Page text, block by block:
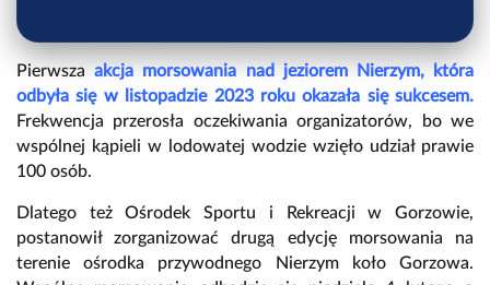
Pierwszaakcja morsowania nad jeziorem Nierzym, która
odbyła się w listopadzie 2023 roku okazała się sukcesem.
Frekwencja przerosła oczekiwania organizatorów, bo we
wspólnej kąpieli w lodowatej wodzie wzięło udział prawie
100 osób.
Dlatego też Ośrodek Sportu i Rekreacji w Gorzowie,
postanowił zorganizować drugą edycję morsowania na
terenie ośrodka przywodnego Nierzym koło Gorzowa.